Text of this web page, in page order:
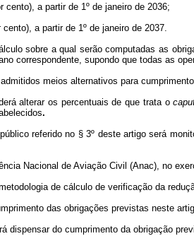
cento), a partir de 1º de janeiro de 2036;
a partir de 1º de janeiro de 2037.
sobre a qual serão computadas as
correspondente, supondo que todas as
meios alternativos para
alterar os percentuais de que trata o
.
referido no § 3º deste artigo será
Nacional de Aviação Civil (Anac), no
de cálculo de verificação da
das obrigações previstas neste
dispensar do cumprimento da obrigação